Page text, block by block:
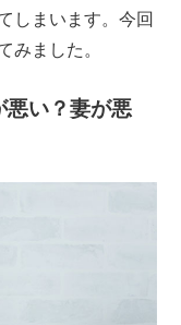
しまいます。今回
みました。
い？妻が悪